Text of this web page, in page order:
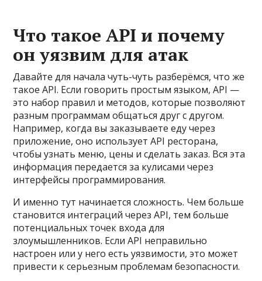
Что такое API и почему
он уязвим для атак
Давайте для начала чуть-чуть разберёмся, что же
такое API. Если говорить простым языком, API —
это набор правил и методов, которые позволяют
разным программам общаться друг с другом.
Например, когда вы заказываете еду через
приложение, оно использует API ресторана,
чтобы узнать меню, цены и сделать заказ. Вся эта
информация передается за кулисами через
интерфейсы программирования.
И именно тут начинается сложность. Чем больше
становится интеграций через API, тем больше
потенциальных точек входа для
злоумышленников. Если API неправильно
настроен или у него есть уязвимости, это может
привести к серьезным проблемам безопасности.